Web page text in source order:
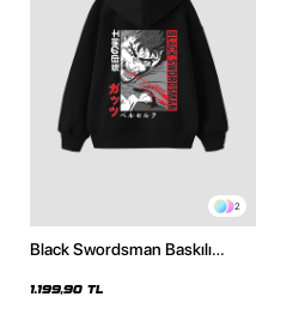
2
Black Swordsman Baskılı
1.199,90 TL